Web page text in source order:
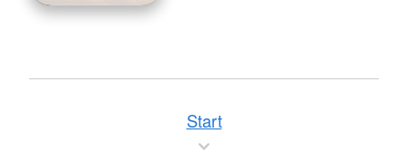
Start